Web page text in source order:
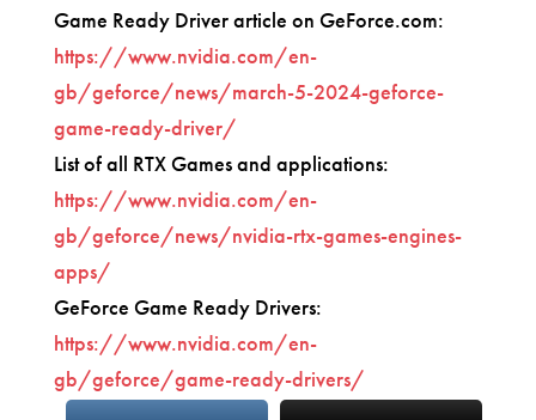
Game Ready Driver article on GeForce.com:
https://www.nvidia.com/en-
gb/geforce/news/march-5-2024-geforce-
game-ready-driver/
List of all RTX Games and applications:
https://www.nvidia.com/en-
gb/geforce/news/nvidia-rtx-games-engines-
apps/
GeForce Game Ready Drivers:
https://www.nvidia.com/en-
gb/geforce/game-ready-drivers/